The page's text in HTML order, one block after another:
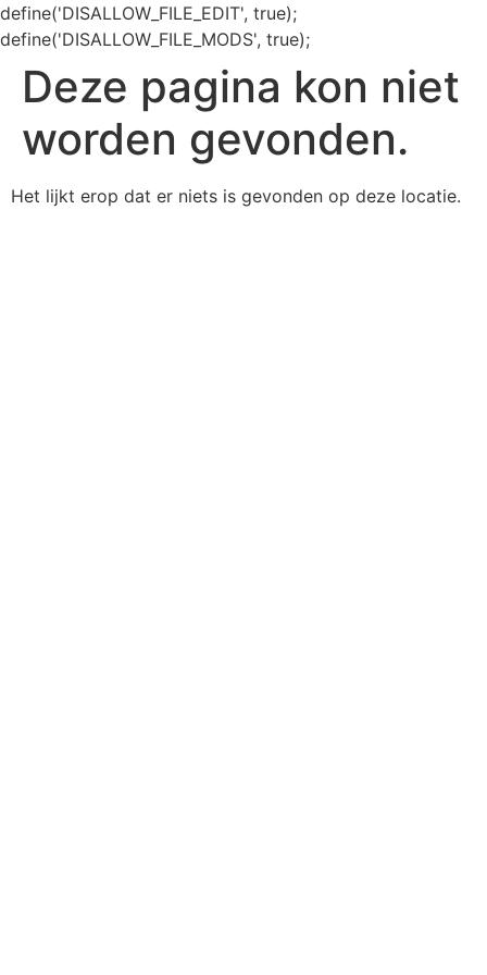
define('DISALLOW_FILE_EDIT', true);
define('DISALLOW_FILE_MODS', true);
Deze pagina kon niet
worden gevonden.
Het lijkt erop dat er niets is gevonden op deze locatie.